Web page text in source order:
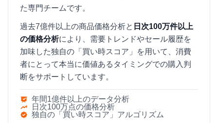
た専門チームです。
過去7億件以上の商品価格分析と 日次100万件以上
の価格分析により、需要トレンドやセール履歴を
加味した独自の「買い時スコア」を用いて、消費
者にとって本当に価値あるタイミングでの購入判
断をサポートしています。
年間1億件以上のデータ分析
日次100万点の価格分析
独自の「買い時スコア」アルゴリズム